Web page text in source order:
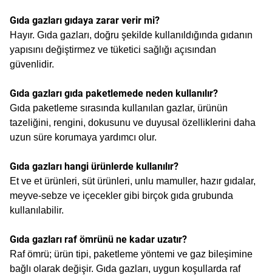
Gıda gazları gıdaya zarar verir mi?
Hayır. Gıda gazları, doğru şekilde kullanıldığında gıdanın
yapısını değiştirmez ve tüketici sağlığı açısından
güvenlidir.
Gıda gazları gıda paketlemede neden kullanılır?
Gıda paketleme sırasında kullanılan gazlar, ürünün
tazeliğini, rengini, dokusunu ve duyusal özelliklerini daha
uzun süre korumaya yardımcı olur.
Gıda gazları hangi ürünlerde kullanılır?
Et ve et ürünleri, süt ürünleri, unlu mamuller, hazır gıdalar,
meyve-sebze ve içecekler gibi birçok gıda grubunda
kullanılabilir.
Gıda gazları raf ömrünü ne kadar uzatır?
Raf ömrü; ürün tipi, paketleme yöntemi ve gaz bileşimine
bağlı olarak değişir. Gıda gazları, uygun koşullarda raf